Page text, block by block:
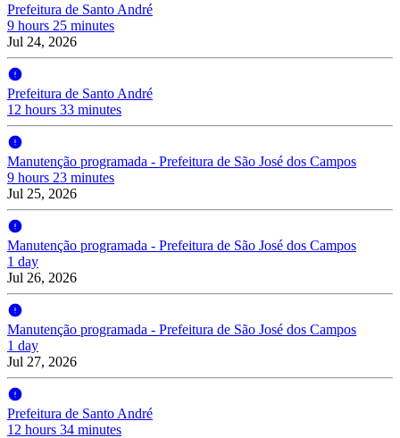
Prefeitura de Santo André
9 hours 25 minutes
Jul 24, 2026
Prefeitura de Santo André
12 hours 33 minutes
Manutenção programada - Prefeitura de São José dos Campos
9 hours 23 minutes
Jul 25, 2026
Manutenção programada - Prefeitura de São José dos Campos
1 day
Jul 26, 2026
Manutenção programada - Prefeitura de São José dos Campos
1 day
Jul 27, 2026
Prefeitura de Santo André
12 hours 34 minutes